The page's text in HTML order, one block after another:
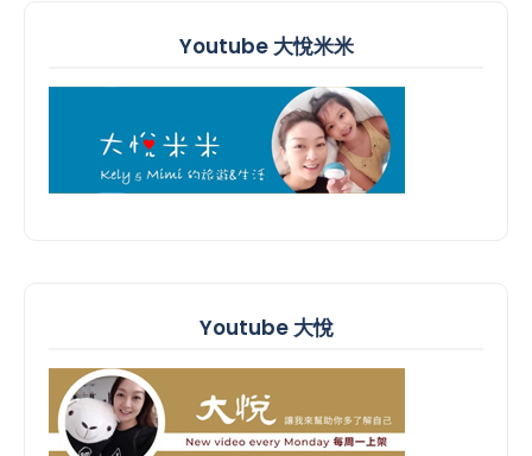
Youtube 大悅米米
Youtube 大悅